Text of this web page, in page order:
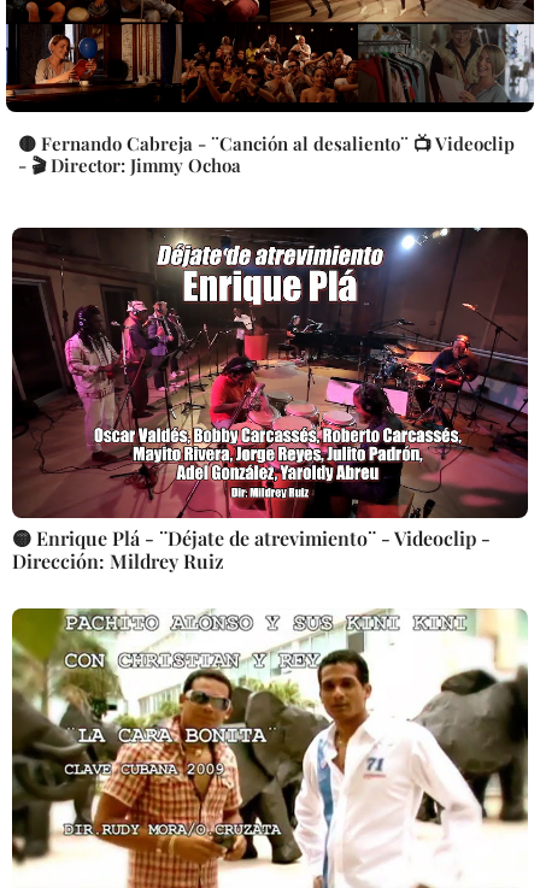
🟡 Fernando Cabreja - ¨Canción al desaliento¨ 📺 Videoclip
- 🎬 Director: Jimmy Ochoa
🟡 Enrique Plá - ¨Déjate de atrevimiento¨ - Videoclip -
Dirección: Mildrey Ruiz